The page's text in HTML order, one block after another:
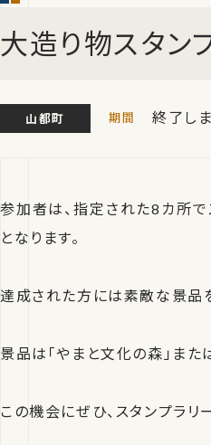
大造り物スタン
山都町 終了し
参加者は、指定された8カ所で
となります。
達成された方には素敵な景品を
景品は「やまと文化の森」また
この機会にぜひ、スタンプラリ